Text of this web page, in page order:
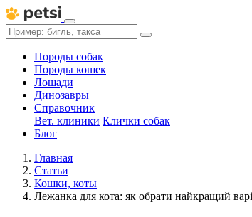
Породы собак
Породы кошек
Лошади
Динозавры
Справочник
Вет. клиники Клички собак
Блог
Главная
Статьи
Кошки, коты
Лежанка для кота: як обрати найкращий